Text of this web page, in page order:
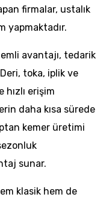
firmalar, ustalık
yapmaktadır.
avantajı, tedarik
toka, iplik ve
hızlı erişim
daha kısa sürede
kemer üretimi
sunar.
klasik hem de